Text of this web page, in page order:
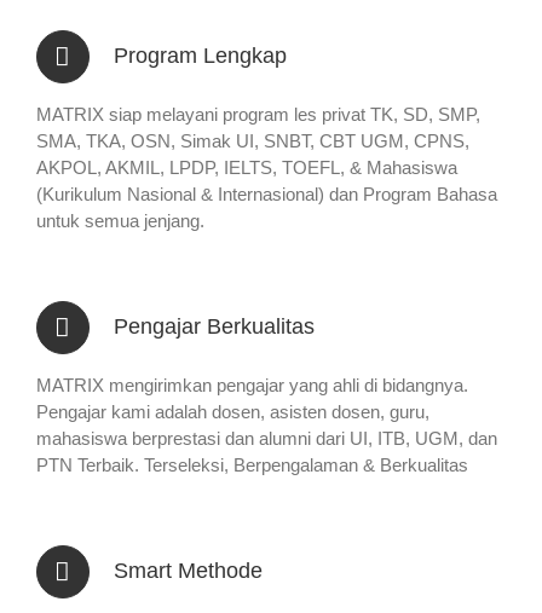
Program Lengkap
MATRIX siap melayani program les privat TK, SD, SMP,
SMA, TKA, OSN, Simak UI, SNBT, CBT UGM, CPNS,
AKPOL, AKMIL, LPDP, IELTS, TOEFL, & Mahasiswa
(Kurikulum Nasional & Internasional) dan Program Bahasa
untuk semua jenjang.
Pengajar Berkualitas
MATRIX mengirimkan pengajar yang ahli di bidangnya.
Pengajar kami adalah dosen, asisten dosen, guru,
mahasiswa berprestasi dan alumni dari UI, ITB, UGM, dan
PTN Terbaik. Terseleksi, Berpengalaman & Berkualitas
Smart Methode